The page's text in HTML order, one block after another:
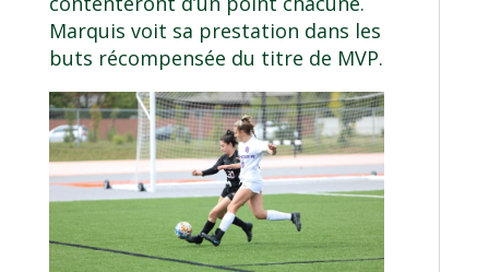
Marquis voit sa prestation dans les
buts récompensée du titre de MVP.